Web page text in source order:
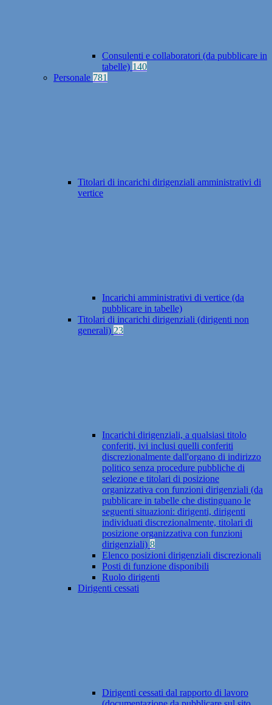
Consulenti e collaboratori (da pubblicare in
tabelle) 140
Personale 781
Titolari di incarichi dirigenziali amministrativi di
vertice
Incarichi amministrativi di vertice (da
pubblicare in tabelle)
Titolari di incarichi dirigenziali (dirigenti non
generali) 23
Incarichi dirigenziali, a qualsiasi titolo
conferiti, ivi inclusi quelli conferiti
discrezionalmente dall'organo di indirizzo
politico senza procedure pubbliche di
selezione e titolari di posizione
organizzativa con funzioni dirigenziali (da
pubblicare in tabelle che distinguano le
seguenti situazioni: dirigenti, dirigenti
individuati discrezionalmente, titolari di
posizione organizzativa con funzioni
dirigenziali) 8
Elenco posizioni dirigenziali discrezionali
Posti di funzione disponibili
Ruolo dirigenti
Dirigenti cessati
Dirigenti cessati dal rapporto di lavoro